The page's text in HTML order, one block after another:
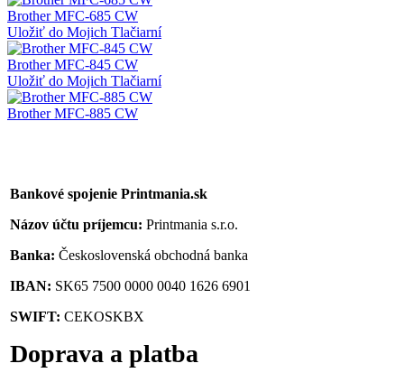
Brother MFC-685 CW
Uložiť do Mojich Tlačiarní
Brother MFC-845 CW
Uložiť do Mojich Tlačiarní
Brother MFC-885 CW
Bankové spojenie Printmania.sk
Názov účtu príjemcu: Printmania s.r.o.
Banka: Československá obchodná banka
IBAN: SK65 7500 0000 0040 1626 6901
SWIFT: CEKOSKBX
Doprava a platba